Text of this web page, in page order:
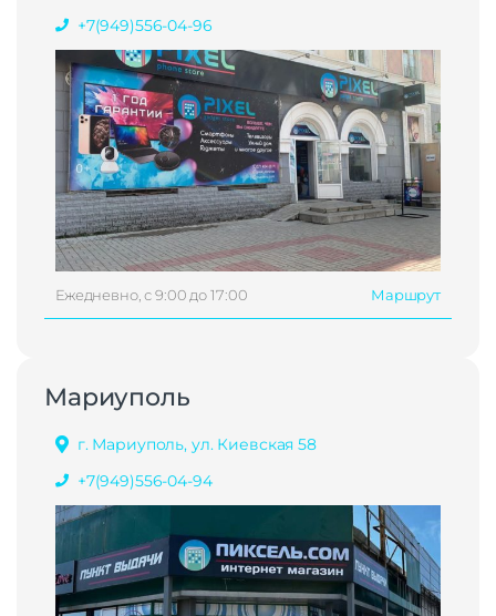
+7(949)556-04-96
Ежедневно, с 9:00 до 17:00 Маршрут
Мариуполь
г. Мариуполь, ул. Киевская 58
+7(949)556-04-94